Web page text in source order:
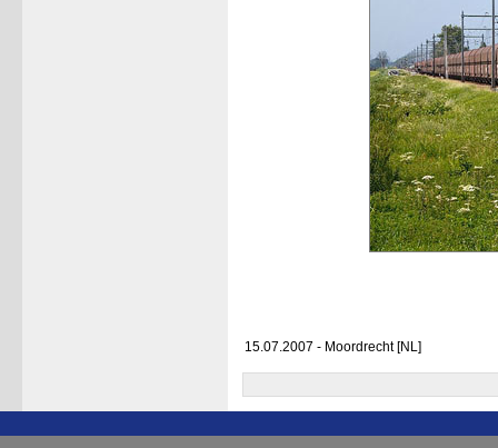
15.07.2007 - Moordrecht [NL]